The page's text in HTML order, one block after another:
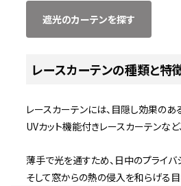
遮光のカーテンを探す
レースカーテンの種類と特
レースカーテンには、目隠し効果のあ
UVカット機能付きレースカーテンなど
薄手で光を通すため、日中のプライ
そして窓からの熱の侵入を和らげる目